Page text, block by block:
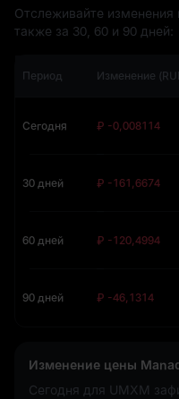
Отслеживайте изменения
также за 30, 60 и 90 дней:
Период Изменение
Сегодня ₽ -0,008114
30 дней ₽ -161,6674
60 дней ₽ -120,4994
90 дней ₽ -46,1314
Изменение цены
Сегодня для UMXM